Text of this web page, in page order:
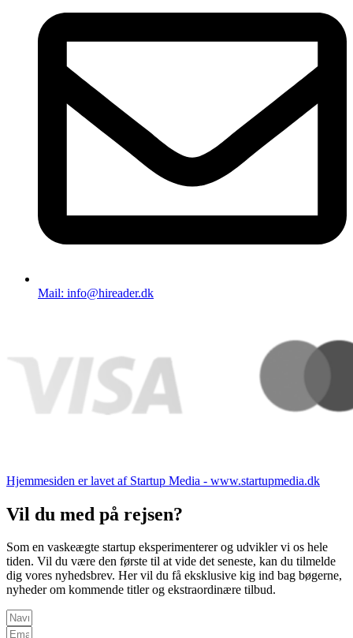
Mail: info@hireader.dk
Hjemmesiden er lavet af Startup Media - www.startupmedia.dk
Vil du med på rejsen?
Som en vaskeægte startup eksperimenterer og udvikler vi os hele
tiden. Vil du være den første til at vide det seneste, kan du tilmelde
dig vores nyhedsbrev. Her vil du få eksklusive kig ind bag bøgerne,
nyheder om kommende titler og ekstraordinære tilbud.